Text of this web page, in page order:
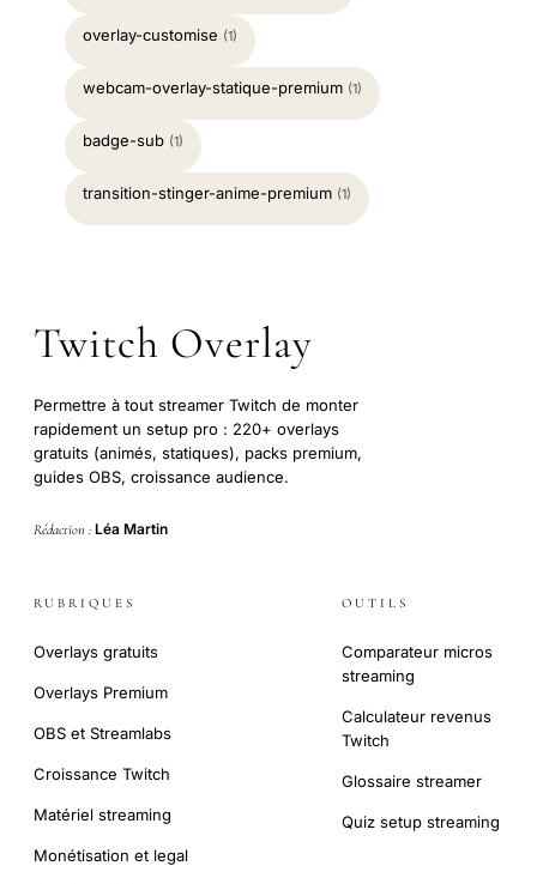
overlay-customise (1)
webcam-overlay-statique-premium (1)
badge-sub (1)
transition-stinger-anime-premium (1)
Twitch Overlay
Permettre à tout streamer Twitch de monter
rapidement un setup pro : 220+ overlays
gratuits (animés, statiques), packs premium,
guides OBS, croissance audience.
Rédaction : Léa Martin
RUBRIQUES
Overlays gratuits
Overlays Premium
OBS et Streamlabs
Croissance Twitch
Matériel streaming
Monétisation et legal
OUTILS
Comparateur micros
streaming
Calculateur revenus
Twitch
Glossaire streamer
Quiz setup streaming